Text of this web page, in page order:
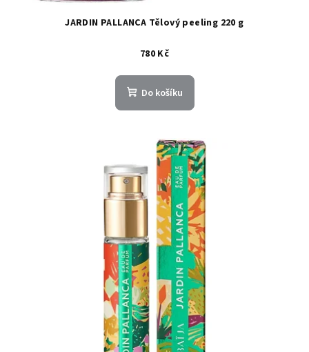
JARDIN PALLANCA Tělový peeling 220 g
780 Kč
Do košíku